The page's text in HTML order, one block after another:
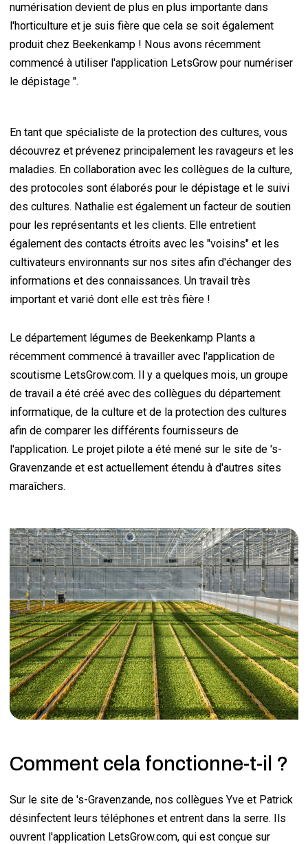
numérisation devient de plus en plus importante dans
l'horticulture et je suis fière que cela se soit également
produit chez Beekenkamp ! Nous avons récemment
commencé à utiliser l'application LetsGrow pour numériser
le dépistage ".
En tant que spécialiste de la protection des cultures, vous
découvrez et prévenez principalement les ravageurs et les
maladies. En collaboration avec les collègues de la culture,
des protocoles sont élaborés pour le dépistage et le suivi
des cultures. Nathalie est également un facteur de soutien
pour les représentants et les clients. Elle entretient
également des contacts étroits avec les "voisins" et les
cultivateurs environnants sur nos sites afin d'échanger des
informations et des connaissances. Un travail très
important et varié dont elle est très fière !
Le département légumes de Beekenkamp Plants a
récemment commencé à travailler avec l'application de
scoutisme LetsGrow.com. Il y a quelques mois, un groupe
de travail a été créé avec des collègues du département
informatique, de la culture et de la protection des cultures
afin de comparer les différents fournisseurs de
l'application. Le projet pilote a été mené sur le site de 's-
Gravenzande et est actuellement étendu à d'autres sites
maraîchers.
Comment cela fonctionne-t-il ?
Sur le site de 's-Gravenzande, nos collègues Yve et Patrick
désinfectent leurs téléphones et entrent dans la serre. Ils
ouvrent l'application LetsGrow.com, qui est conçue sur